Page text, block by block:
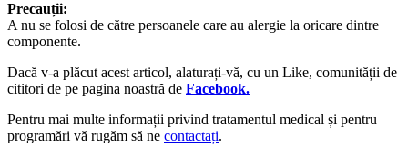
Precauții:
A nu se folosi de către persoanele care au alergie la oricare dintre
componente.
Dacă v-a plăcut acest articol, alaturați-vă, cu un Like, comunității de
cititori de pe pagina noastră de Facebook.
Pentru mai multe informații privind tratamentul medical și pentru
programări vă rugăm să ne contactați.